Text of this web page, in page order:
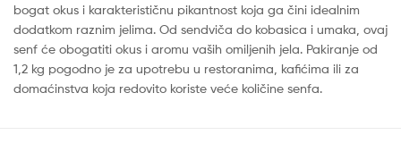
bogat okus i karakterističnu pikantnost koja ga čini idealnim
dodatkom raznim jelima. Od sendviča do kobasica i umaka, ovaj
senf će obogatiti okus i aromu vaših omiljenih jela. Pakiranje od
1,2 kg pogodno je za upotrebu u restoranima, kafićima ili za
domaćinstva koja redovito koriste veće količine senfa.